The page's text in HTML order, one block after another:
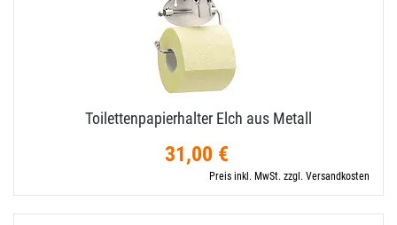
Toilettenpapierhalter Elch aus Metall
31,00 €
Preis inkl. MwSt. zzgl. Versandkosten